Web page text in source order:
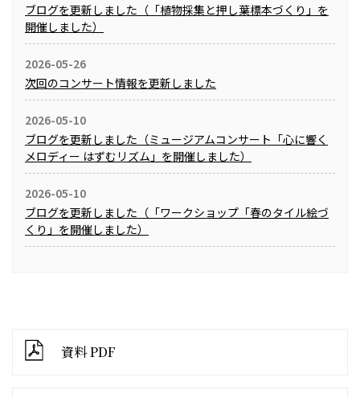
ブログを更新しました（「植物採集と押し葉標本づくり」を
開催しました）
2026-05-26
次回のコンサート情報を更新しました
2026-05-10
ブログを更新しました（ミュージアムコンサート「心に響く
メロディー はずむリズム」を開催しました）
2026-05-10
ブログを更新しました（「ワークショップ「春のタイル絵づ
くり」を開催しました）
資料 PDF